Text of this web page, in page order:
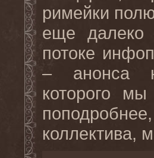
римейки
еще далеко
потоке
– анонса
которого
коллектива,